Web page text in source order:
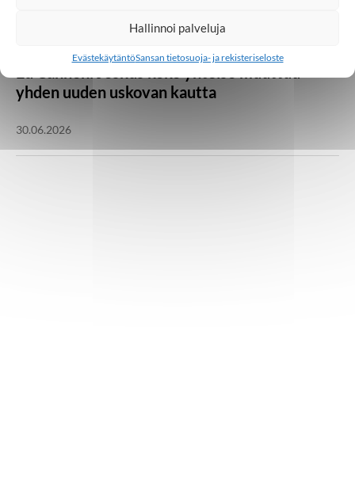
Hallinnoi palveluja
EvästekäytäntöSansan tietosuoja- ja rekisteriseloste
yhden uuden uskovan kautta
30.06.2026